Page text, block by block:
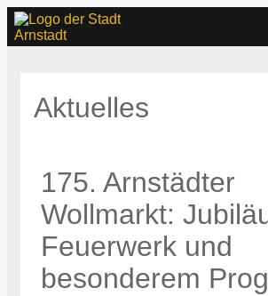
Aktuelles
175. Arnstädter
Wollmarkt:
Feuerwerk und
besonderem